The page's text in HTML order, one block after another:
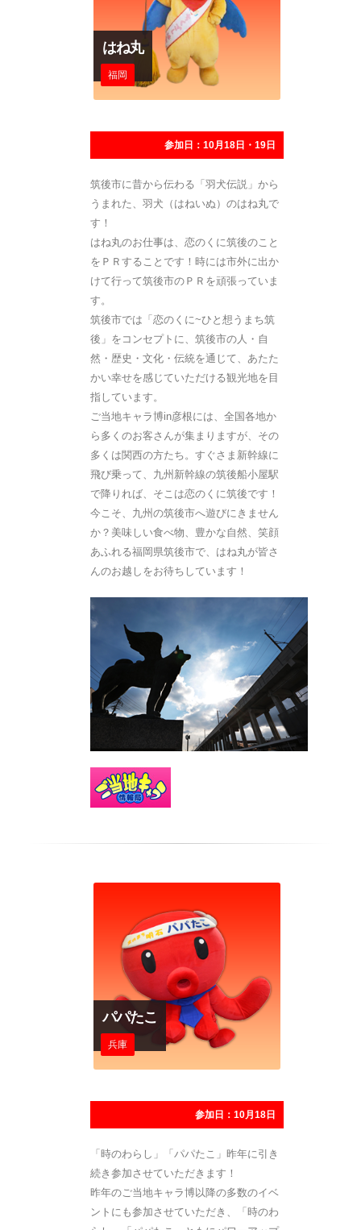
はね丸
福岡
参加日：10月18日・19日
筑後市に昔から伝わる「羽犬伝説」から
うまれた、羽犬（はねいぬ）のはね丸で
す！
はね丸のお仕事は、恋のくに筑後のこと
をＰＲすることです！時には市外に出か
けて行って筑後市のＰＲを頑張っていま
す。
筑後市では「恋のくに~ひと想うまち筑
後」をコンセプトに、筑後市の人・自
然・歴史・文化・伝統を通じて、あたた
かい幸せを感じていただける観光地を目
指しています。
ご当地キャラ博in彦根には、全国各地か
ら多くのお客さんが集まりますが、その
多くは関西の方たち。すぐさま新幹線に
飛び乗って、九州新幹線の筑後船小屋駅
で降りれば、そこは恋のくに筑後です！
今こそ、九州の筑後市へ遊びにきません
か？美味しい食べ物、豊かな自然、笑顔
あふれる福岡県筑後市で、はね丸が皆さ
んのお越しをお待ちしています！
パパたこ
兵庫
参加日：10月18日
「時のわらし」「パパたこ」昨年に引き
続き参加させていただきます！
昨年のご当地キャラ博以降の多数のイベ
ントにも参加させていただき、「時のわ